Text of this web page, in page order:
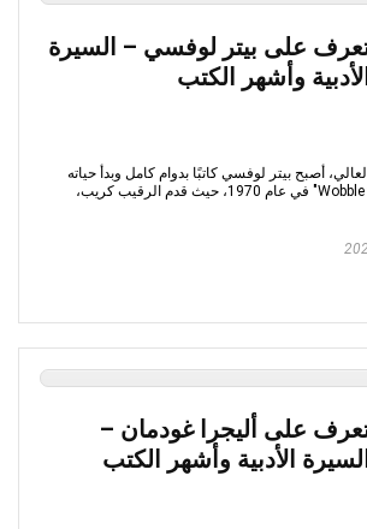
على بيتر لوفسي – السيرة
الأدبية وأشهر الكتب
أصبح بيتر لوفسي كاتبًا بدوام كامل وبدأ حياته
الأدبية برواية "Wobble to Death" في عام 1970، حيث قدم الرقيب كريب،
على أليجرا غودمان –
السيرة الأدبية وأشهر الكتب